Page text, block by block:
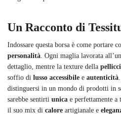
Un Racconto di
Indossare questa borsa è come portare
personalità. Ogni maglia lavorata
dettaglio, mentre la texture della
soffio di lusso accessibile e autenticità
distinguersi in un mondo di prodotti in
sarebbe sentirti unica e perfettamente a
il suo mix di calore artigianale e